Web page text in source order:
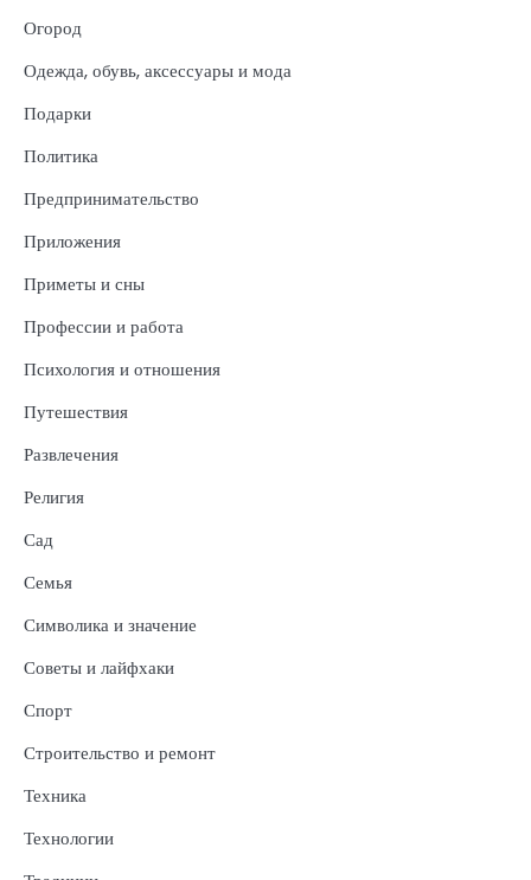
Огород
Одежда, обувь, аксессуары и мода
Подарки
Политика
Предпринимательство
Приложения
Приметы и сны
Профессии и работа
Психология и отношения
Путешествия
Развлечения
Религия
Сад
Семья
Символика и значение
Советы и лайфхаки
Спорт
Строительство и ремонт
Техника
Технологии